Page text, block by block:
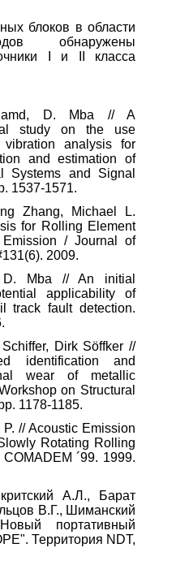
блоков в области
обнаружены
I и II класса
D. Mba // A
study on the use
analysis for
and estimation of
Systems and Signal
1537-1571.
Zhang, Michael L.
for Rolling Element
/ Journal of
2009.
D. Mba // An initial
applicability of
track fault detection.
Dirk Söffker //
identification and
wear of metallic
on Structural
1178-1185.
// Acoustic Emission
Rotating Rolling
´99. 1999.
А.Л., Барат
В.Г., Шиманский
портативный
Территория NDT,